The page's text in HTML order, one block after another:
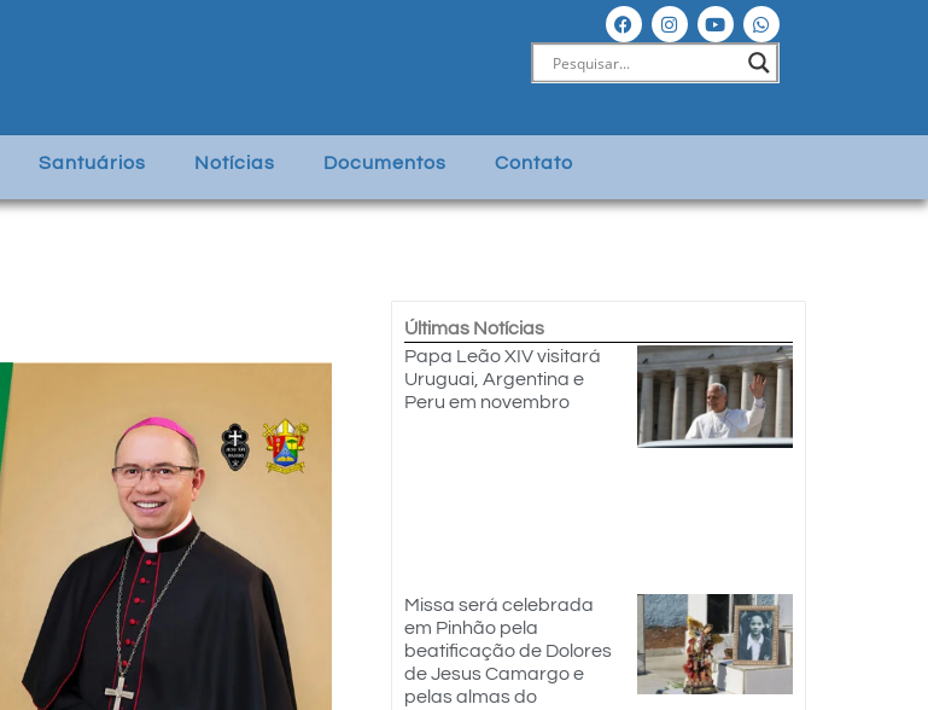
Santuários Notícias Documentos Contato
Últimas Notícias
Papa Leão XIV visitará
Uruguai, Argentina e
Peru em novembro
Missa será celebrada
em Pinhão pela
beatificação de Dolores
de Jesus Camargo e
pelas almas do